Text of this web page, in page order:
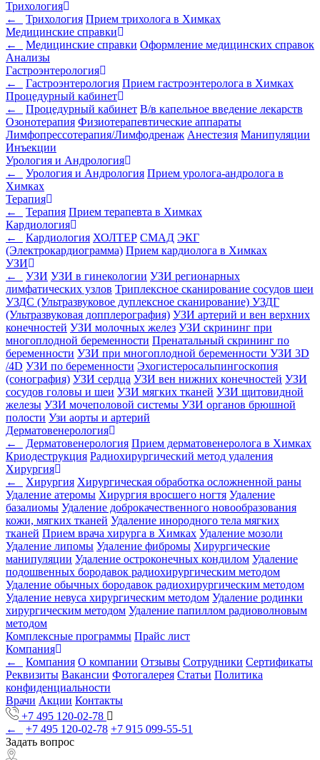
Трихология
←
Трихология Прием трихолога в Химках
Медицинские справки
←
Медицинские справки Оформление медицинских справок
Анализы
Гастроэнтерология
←
Гастроэнтерология Прием гастроэнтеролога в Химках
Процедурный кабинет
←
Процедурный кабинет В/в капельное введение лекарств
Озонотерапия Физиотерапевтические аппараты
Лимфопрессотерапия/Лимфодренаж Анестезия Манипуляции
Инъекции
Урология и Андрология
←
Урология и Андрология Прием уролога-андролога в
Химках
Терапия
←
Терапия Прием терапевта в Химках
Кардиология
←
Кардиология ХОЛТЕР СМАД ЭКГ
(Электрокардиограмма) Прием кардиолога в Химках
УЗИ
←
УЗИ УЗИ в гинекологии УЗИ регионарных
лимфатических узлов Триплексное сканирование сосудов шеи
УЗДС (Ультразвуковое дуплексное сканирование) УЗДГ
(Ультразвуковая допплерография) УЗИ артерий и вен верхних
конечностей УЗИ молочных желез УЗИ скрининг при
многоплодной беременности Пренатальный скрининг по
беременности УЗИ при многоплодной беременности УЗИ 3D
/4D УЗИ по беременности Эхогистеросальпингоскопия
(сонография) УЗИ сердца УЗИ вен нижних конечностей УЗИ
сосудов головы и шеи УЗИ мягких тканей УЗИ щитовидной
железы УЗИ мочеполовой системы УЗИ органов брюшной
полости Узи аорты и артерий
Дерматовенерология
←
Дерматовенерология Прием дерматовенеролога в Химках
Криодеструкция Радиохирургический метод удаления
Хирургия
←
Хирургия Хирургическая обработка осложненной раны
Удаление атеромы Хирургия вросшего ногтя Удаление
базалиомы Удаление доброкачественного новообразования
кожи, мягких тканей Удаление инородного тела мягких
тканей Прием врача хирурга в Химках Удаление мозоли
Удаление липомы Удаление фибромы Хирургические
манипуляции Удаление остроконечных кондилом Удаление
подошвенных бородавок радиохирургическим методом
Удаление обычных бородавок радиохирургическим методом
Удаление невуса хирургическим методом Удаление родинки
хирургическим методом Удаление папиллом радиоволновым
методом
Комплексные программы Прайс лист
Компания
←
Компания О компании Отзывы Сотрудники Сертификаты
Реквизиты Вакансии Фотогалерея Статьи Политика
конфиденциальности
Врачи Акции Контакты
+7 495 120-02-78
←
+7 495 120-02-78 +7 915 099-55-51
Задать вопрос